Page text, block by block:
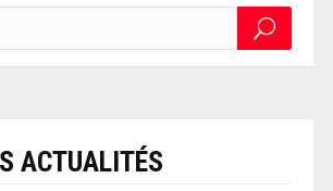
ACTUALITÉS